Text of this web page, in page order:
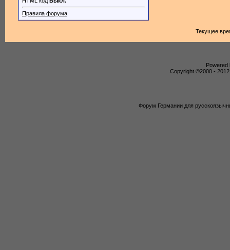
Правила форума
Текущее
Powered
Copyright ©2000 -
Форум Германии для